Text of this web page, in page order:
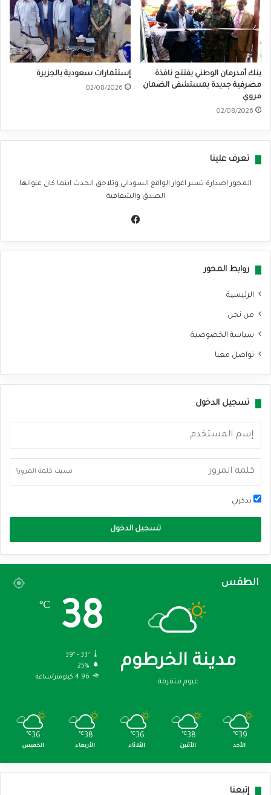
بنك أمدرمان الوطني يفتتح نافذة
مصرفية جديدة بمستشفى الضمان
مروي
02/08/2026
إستثمارات سعودية بالجزيرة
02/08/2026
تعرف علينا
المحور اصدارة تسبر اغوار الواقع السوداني وتلاحق الحدث اينما كان عنوانها
الصدق والشفافية
روابط المحور
الرئيسية
من نحن
سياسة الخصوصية
تواصل معنا
تسجيل الدخول
نسيت كلمة المرور؟
تذكرني
تسجيل الدخول
الطقس
مدينة الخرطوم
غيوم متفرقة
38
℃
39º - 33º
25%
4.96 كيلومتر/ساعة
39
℃
الأحد
38
℃
الأثنين
36
℃
الثلاثاء
38
℃
الأربعاء
36
℃
الخميس
إتبعنا